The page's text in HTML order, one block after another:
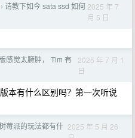
› 请教下如今 sata ssd 如何 2025 年 7
月 5 日
感觉太臃肿， Tim 有
2025 年 7 月 1
日
本有什么区别吗？第一次听说
莓派的玩法都有什 2025 年 5 月 26